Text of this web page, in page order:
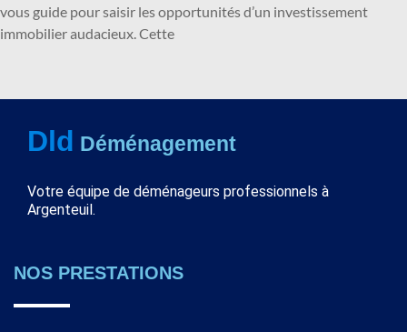
vous guide pour saisir les opportunités d’un investissement
immobilier audacieux. Cette
Dld Déménagement
Votre équipe de déménageurs professionnels à
Argenteuil.
NOS PRESTATIONS